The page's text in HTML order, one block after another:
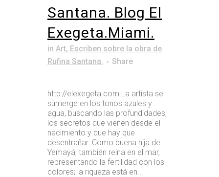
Santana. Blog El
Exegeta.Miami.
in Art, Escriben sobre la obra de
Rufina Santana.
Share
http://elexegeta.com La artista se
sumerge en los tonos azules y
agua, buscando las profundidades,
los secretos que vienen desde el
nacimiento y que hay que
desentrañar. Como buena hija de
Yemayá, también reina en el mar,
representando la fertilidad con los
colores; la riqueza está en...